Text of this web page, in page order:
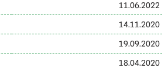
11.06.2022
14.11.2020
19.09.2020
18.04.2020